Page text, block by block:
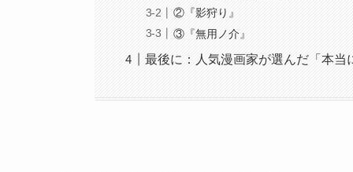
②『影狩り』
③『無用ノ介』
最後に：人気漫画家が選んだ「本当